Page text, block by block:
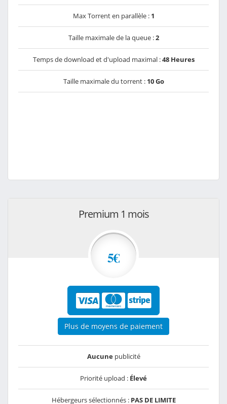
Max Torrent en parallèle : 1
Taille maximale de la queue :2
Temps de download et d'upload maximal :48 Heures
Taille maximale du torrent : 10 Go
Premium 1 mois
5€
Plus de moyens de paiement
Aucunepublicité
Priorité upload : Élevé
Hébergeurs sélectionnés : PAS DE LIMITE